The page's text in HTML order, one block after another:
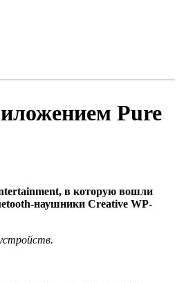
Pure
в которую вошли
наушники Creative WP-